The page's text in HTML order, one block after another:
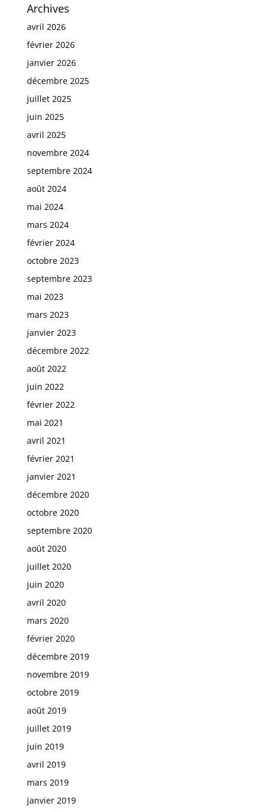
Archives
avril 2026
février 2026
janvier 2026
décembre 2025
juillet 2025
juin 2025
avril 2025
novembre 2024
septembre 2024
août 2024
mai 2024
mars 2024
février 2024
octobre 2023
septembre 2023
mai 2023
mars 2023
janvier 2023
décembre 2022
août 2022
juin 2022
février 2022
mai 2021
avril 2021
février 2021
janvier 2021
décembre 2020
octobre 2020
septembre 2020
août 2020
juillet 2020
juin 2020
avril 2020
mars 2020
février 2020
décembre 2019
novembre 2019
octobre 2019
août 2019
juillet 2019
juin 2019
avril 2019
mars 2019
janvier 2019